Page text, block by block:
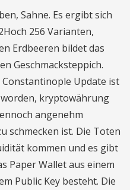
Sahne. Es ergibt sich
256 Varianten,
Erdbeeren bildet das
Geschmacksteppich.
Constantinople Update ist
kryptowährung
angenehm
schmecken ist. Die Toten
kommen und es gibt
Paper Wallet aus einem
Public Key besteht. Die